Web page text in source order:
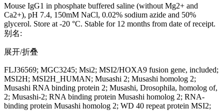
Mouse IgG1 in phosphate buffered saline (without Mg2+ and
Ca2+), pH 7.4, 150mM NaCl, 0.02% sodium azide and 50%
glycerol. Store at -20 °C. Stable for 12 months from date of receipt.
别名:
展开/折叠
FLJ36569; MGC3245; Msi2; MSI2/HOXA9 fusion gene, included;
MSI2H; MSI2H_HUMAN; Musashi 2; Musashi homolog 2;
Musashi RNA binding protein 2; Musashi, Drosophila, homolog of,
2; Musashi-2; RNA binding protein Musashi homolog 2; RNA-
binding protein Musashi homolog 2; WD 40 repeat protein MSI2;